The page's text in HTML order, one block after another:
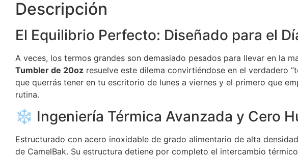
Descripción
El Equilibrio Perfecto: Diseñado para el
A veces, los termos grandes son demasiado pesados para llevar en la
Tumbler de 20oz resuelve este dilema convirtiéndose en el verdadero
que querrás tener en tu escritorio de lunes a viernes y el primero que
rutina.
❄️ Ingeniería Térmica Avanzada y Cero
Estructurado con acero inoxidable de grado alimentario de alta
de CamelBak. Su estructura detiene por completo el intercambio